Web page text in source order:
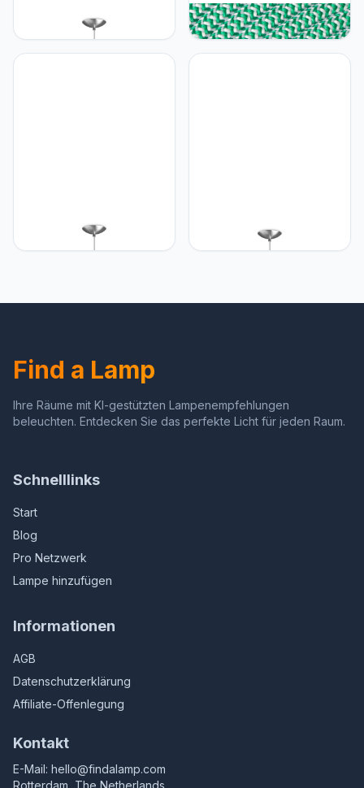
Home sweet Home Home sweet Home
Home sweet Home Home sweet Home
Find a Lamp
Ihre Räume mit KI-gestützten Lampenempfehlungen
beleuchten. Entdecken Sie das perfekte Licht für jeden Raum.
Schnelllinks
Start
Blog
Pro Netzwerk
Lampe hinzufügen
Informationen
AGB
Datenschutzerklärung
Affiliate-Offenlegung
Kontakt
E-Mail: hello@findalamp.com
Rotterdam, The Netherlands